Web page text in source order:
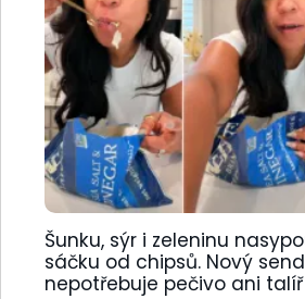
Šunku, sýr i zeleninu
sáčku od chipsů. Nový
nepotřebuje pečivo ani talíř